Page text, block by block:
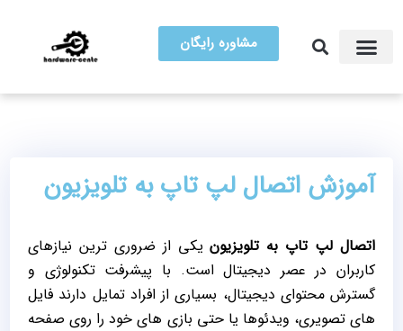
مشاوره رایگان
آموزش اتصال لپ تاپ به تلویزیون
اتصال لپ تاپ به تلویزیونیکی از ضروری ‌ترین نیازهای
کاربران در عصر دیجیتال است. با پیشرفت تکنولوژی و
گسترش محتوای دیجیتال، بسیاری از افراد تمایل دارند فایل
‌های تصویری، ویدئوها یا حتی بازی‌ های خود را روی صفحه